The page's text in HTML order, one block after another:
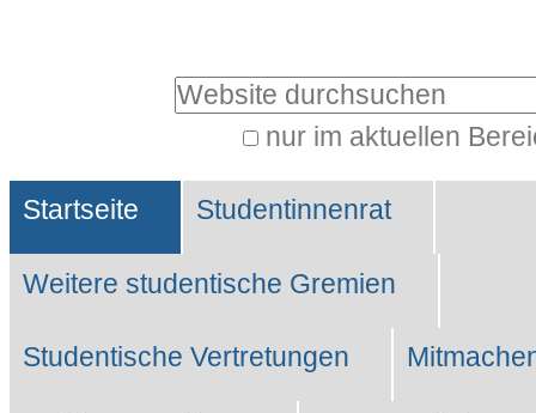
Website durchsuchen
nur im aktuellen
Suche…
Sektionen
Startseite Studentinnenrat
Weitere studentische Gremien
Studentische Vertretungen